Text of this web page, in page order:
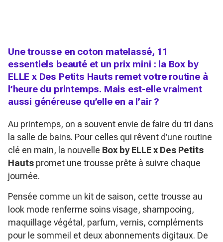
Une trousse en coton matelassé, 11
essentiels beauté et un prix mini : la Box by
ELLE x Des Petits Hauts remet votre routine à
l’heure du printemps. Mais est-elle vraiment
aussi généreuse qu’elle en a l’air ?
Au printemps, on a souvent envie de faire du tri dans
la salle de bains. Pour celles qui rêvent d’une routine
clé en main, la nouvelle Box by ELLE x Des Petits
Hauts promet une trousse prête à suivre chaque
journée.
Pensée comme un kit de saison, cette trousse au
look mode renferme soins visage, shampooing,
maquillage végétal, parfum, vernis, compléments
pour le sommeil et deux abonnements digitaux. De